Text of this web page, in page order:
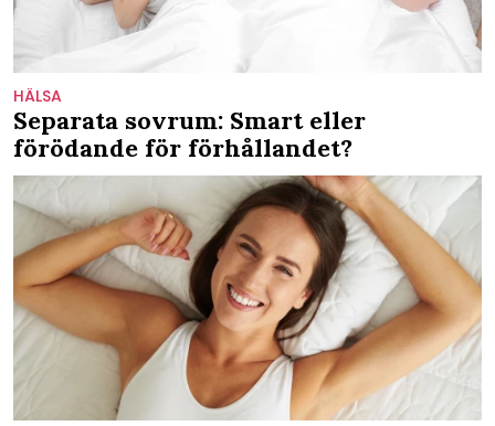
HÄLSA
Separata sovrum: Smart eller
förödande för förhållandet?